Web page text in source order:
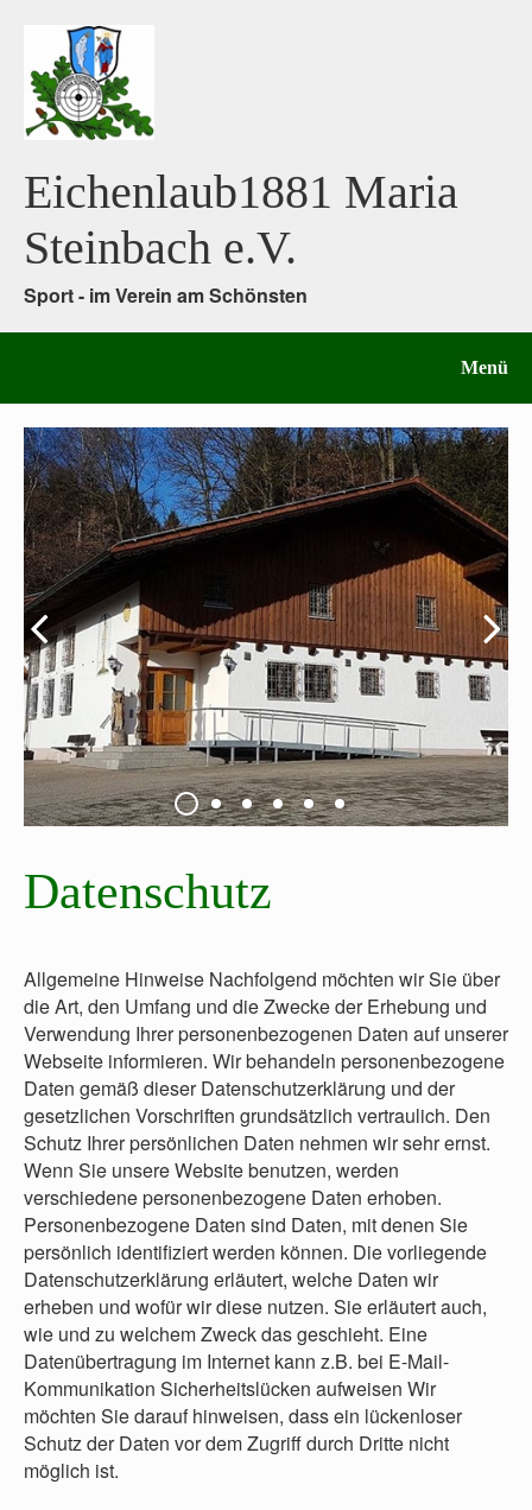
Eichenlaub1881 Maria
Steinbach e.V.
Sport - im Verein am Schönsten
Menü
Datenschutz
Allgemeine Hinweise Nachfolgend möchten wir Sie über
die Art, den Umfang und die Zwecke der Erhebung und
Verwendung Ihrer personenbezogenen Daten auf unserer
Webseite informieren. Wir behandeln personenbezogene
Daten gemäß dieser Datenschutzerklärung und der
gesetzlichen Vorschriften grundsätzlich vertraulich. Den
Schutz Ihrer persönlichen Daten nehmen wir sehr ernst.
Wenn Sie unsere Website benutzen, werden
verschiedene personenbezogene Daten erhoben.
Personenbezogene Daten sind Daten, mit denen Sie
persönlich identifiziert werden können. Die vorliegende
Datenschutzerklärung erläutert, welche Daten wir
erheben und wofür wir diese nutzen. Sie erläutert auch,
wie und zu welchem Zweck das geschieht. Eine
Datenübertragung im Internet kann z.B. bei E-Mail-
Kommunikation Sicherheitslücken aufweisen Wir
möchten Sie darauf hinweisen, dass ein lückenloser
Schutz der Daten vor dem Zugriff durch Dritte nicht
möglich ist.